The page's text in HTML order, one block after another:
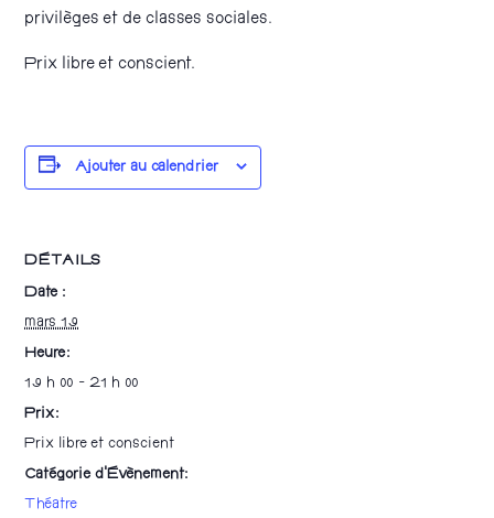
privilèges et de classes sociales.
Prix libre et conscient.
Ajouter au calendrier
DÉTAILS
Date :
mars 19
Heure :
19 h 00 - 21 h 00
Prix :
Prix libre et conscient
Catégorie d’Évènement:
Théatre